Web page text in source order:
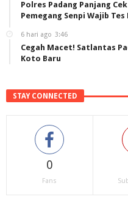
Polres Padang Panjang
Pemegang Senpi Wajib
6 hari ago 3:46
Cegah Macet! Satlantas
Koto Baru
STAY CONNECTED
0
Fans